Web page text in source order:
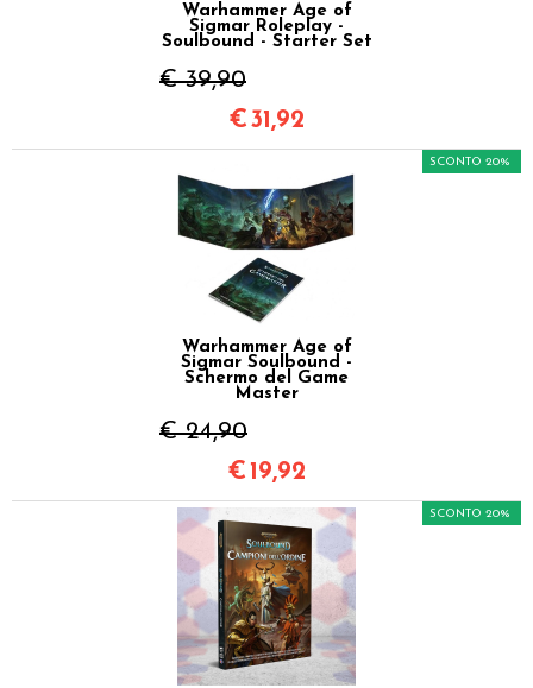
Warhammer Age of
Sigmar Roleplay -
Soulbound - Starter Set
€ 39,90
€31,92
Warhammer Age of
Sigmar Soulbound -
Schermo del Game
Master
€ 24,90
SCONTO 20%
€ 19,92
SCONTO 20%